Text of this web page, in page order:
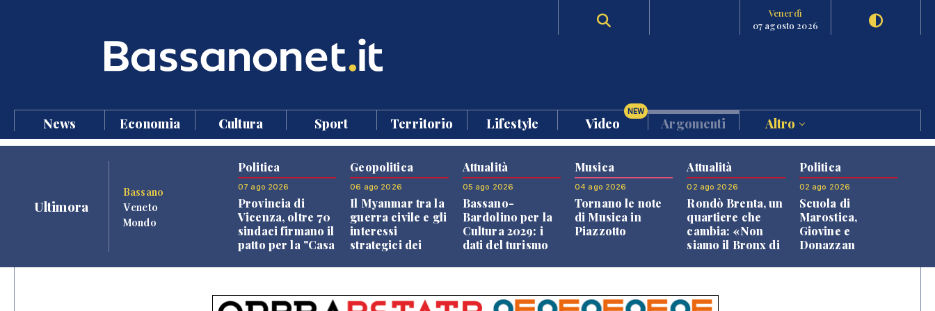
Venerdì
07 agosto 2026
News Economia Cultura Sport Territorio Lifestyle Video
NEW
Argomenti Altro
Ultimora
Bassano
Veneto
Mondo
Politica
07 ago 2026
Provincia di
Vicenza, oltre 70
sindaci firmano il
patto per la "Casa
Geopolitica
06 ago 2026
Il Myanmar tra la
guerra civile e gli
interessi
strategici dei
Attualità
05 ago 2026
Bassano-
Bardolino per la
Cultura 2029: i
dati del turismo
Musica
04 ago 2026
Tornano le note
di Musica in
Piazzotto
Attualità
02 ago 2026
Rondò Brenta, un
quartiere che
cambia: «Non
siamo il Bronx di
Politica
02 ago 2026
Scuola di
Marostica,
Giovine e
Donazzan